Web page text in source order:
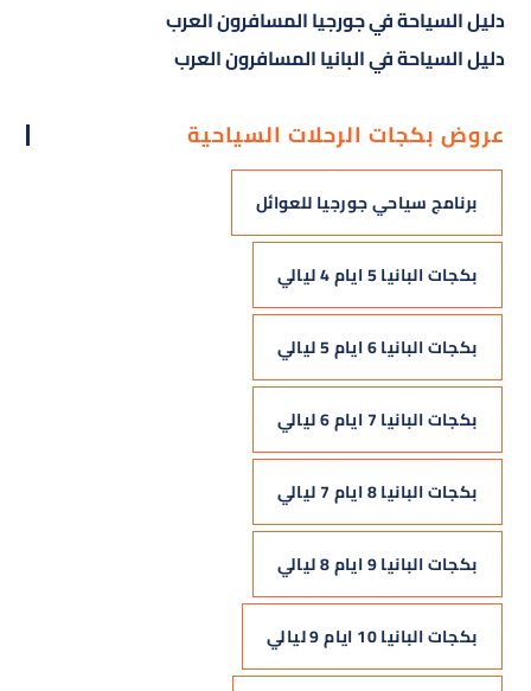
دليل السياحة في جورجيا المسافرون العرب
دليل السياحة في البانيا المسافرون العرب
عروض بكجات الرحلات السياحية
برنامج سياحي جورجيا للعوائل
بكجات البانيا 5 ايام 4 ليالي
بكجات البانيا 6 ايام 5 ليالي
بكجات البانيا 7 ايام 6 ليالي
بكجات البانيا 8 ايام 7 ليالي
بكجات البانيا 9 ايام 8 ليالي
بكجات البانيا 10 ايام 9 ليالي